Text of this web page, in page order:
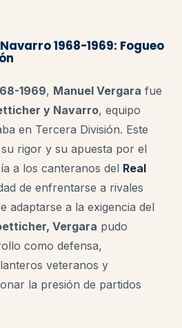
1968-1969: Fogueo
1969, Manuel Vergara fue
y Navarro, equipo
en Tercera División. Este
rigor y su apuesta por el
a los canteranos del Real
de enfrentarse a rivales
adaptarse a la exigencia del
Vergara pudo
como defensa,
veteranos y
la presión de partidos